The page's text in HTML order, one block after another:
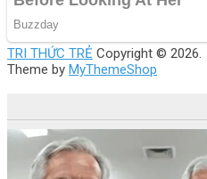
TRI THỨC TRẺ Copyright © 2026.
Theme by MyThemeShop